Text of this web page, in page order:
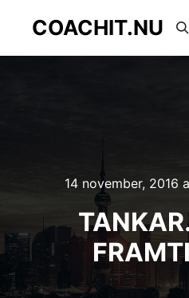
COACHIT.NU
14 november, 2016